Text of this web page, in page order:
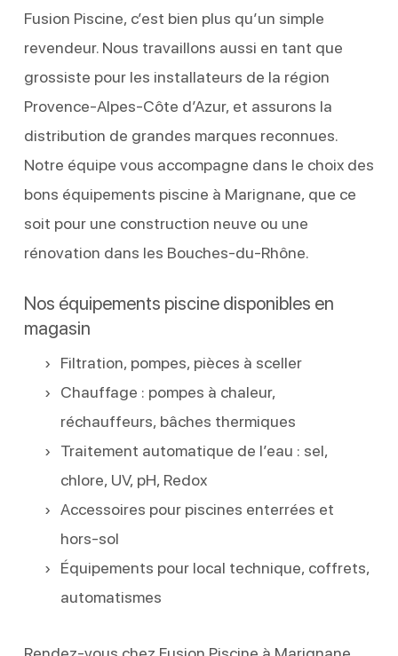
Fusion Piscine, c’est bien plus qu’un simple
revendeur. Nous travaillons aussi en tant que
grossiste pour les installateurs de la région
Provence-Alpes-Côte d’Azur, et assurons la
distribution de grandes marques reconnues.
Notre équipe vous accompagne dans le choix des
bons équipements piscine à Marignane, que ce
soit pour une construction neuve ou une
rénovation dans les Bouches-du-Rhône.
Nos équipements piscine disponibles en
magasin
Filtration, pompes, pièces à sceller
Chauffage : pompes à chaleur,
réchauffeurs, bâches thermiques
Traitement automatique de l’eau : sel,
chlore, UV, pH, Redox
Accessoires pour piscines enterrées et
hors-sol
Équipements pour local technique, coffrets,
automatismes